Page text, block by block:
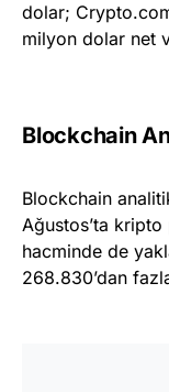
dolar;
milyon dolar net
Blockchain
Blockchain
Ağustos’ta kripto
hacminde de
268.830’dan